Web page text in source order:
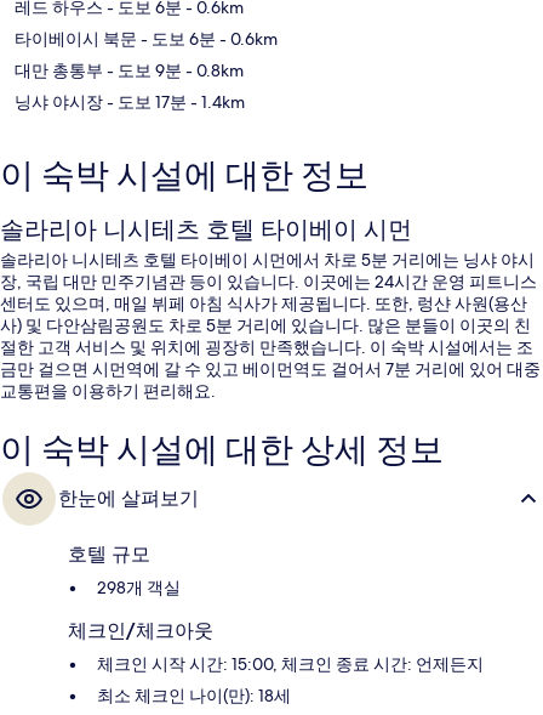
레드 하우스 - 도보 6분 - 0.6km
타이베이시 북문 - 도보 6분 - 0.6km
대만 총통부 - 도보 9분 - 0.8km
닝샤 야시장- 도보 17분 - 1.4km
이 숙박 시설에 대한 정보
솔라리아 니시테츠 호텔 타이베이 시먼
솔라리아 니시테츠 호텔 타이베이 시먼에서 차로 5분 거리에는 닝샤 야시
장, 국립 대만 민주기념관 등이 있습니다. 이곳에는 24시간 운영 피트니스
센터도 있으며, 매일 뷔페 아침 식사가 제공됩니다. 또한, 렁샨 사원(용산
사) 및 다안삼림공원도 차로 5분 거리에 있습니다. 많은 분들이 이곳의 친
절한 고객 서비스 및 위치에 굉장히 만족했습니다. 이 숙박 시설에서는 조
금만 걸으면 시먼역에 갈 수 있고 베이먼역도 걸어서 7분 거리에 있어 대중
교통편을 이용하기 편리해요.
이 숙박 시설에 대한 상세 정보
한눈에 살펴보기
호텔 규모
298개 객실
체크인/체크아웃
체크인 시작 시간: 15:00, 체크인 종료 시간: 언제든지
최소 체크인 나이(만): 18세